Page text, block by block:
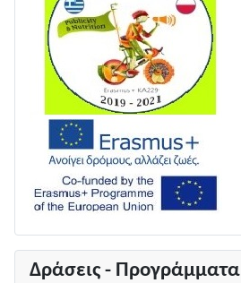
Δράσεις - Προγράμματα